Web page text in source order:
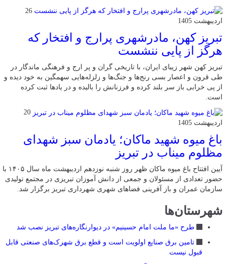
26
اردیبهشت 1405
تبریز کهن، مادرشهری پرارج و افتخار که
هرگز از پایی ننشست
تبریز کهن شهر زیبای ایران، با تاریخی گران و پر ارج و فرهنگی ماندگار در
طی قرون و اعصار بسی رنج‌ها و جنگ‌ها و زلزله‌هایی سهمگین به خود دیده و
از پی خرابی باز سر بلند کرده و فرزنانش را بالیده و در یادها ثبت کرده
است.
20
اردیبهشت 1405
باغ میوه شهید ماکان؛ یادمان سبز شهدای
مظلوم میناب در تبریز
آیین افتتاح باغ میوه ماکان ظهر روز شنبه نوزدهم اردیبهشت ماه سال ۱۴۰۵ با
حضور تعدادی از مسئولان و جمعی از دانش آموزان تبریزی در مجتمع تولیدی
سازمان عمران و باز آفرینی فضاهای شهری شهرداری تبریز برگزار شد.
شهرستان‌ها
طرح «ما ملت امام حسینیم» در دیوارنگاره‌های تبریز نصب شد
تامین برق صنایع اولویت است و قطع برق شهرک‌های صنعتی قابل
قبول نیست